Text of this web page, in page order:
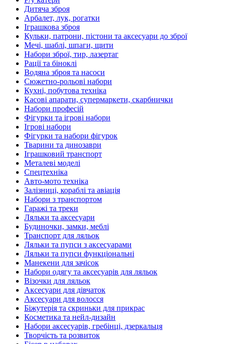
Дитяча зброя
Арбалет, лук, рогатки
Іграшкова зброя
Кульки, патрони, пістони та аксесуари до зброї
Мечі, шаблі, шпаги, щити
Набори зброї, тир, лазертаг
Рації та біноклі
Водяна зброя та насоси
Сюжетно-рольові набори
Кухні, побутова техніка
Касові апарати, супермаркети, скарбнички
Набори професій
Фігурки та ігрові набори
Ігрові набори
Фігурки та набори фігурок
Тварини та динозаври
Іграшковий транспорт
Металеві моделі
Спецтехніка
Авто-мото техніка
Залізниці, кораблі та авіація
Набори з транспортом
Гаражі та треки
Ляльки та аксесуари
Будиночки, замки, меблі
Транспорт для ляльок
Ляльки та пупси з аксесуарами
Ляльки та пупси функціональні
Манекени для зачісок
Набори одягу та аксесуарів для ляльок
Візочки для ляльок
Аксесуари для дівчаток
Аксесуари для волосся
Біжутерія та скриньки для прикрас
Косметика та нейл-дизайн
Набори аксесуарів, гребінці, дзеркальця
Творчість та розвиток